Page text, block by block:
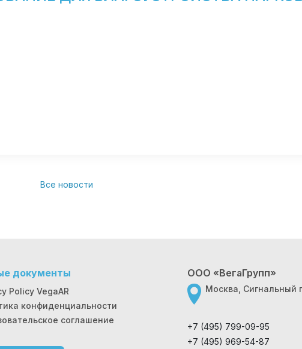
Все новости
документы
Policy VegaAR
конфиденциальности
соглашение
ООО «ВегаГрупп»
Москва, Сигнальный
+7 (495) 799-09-95
+7 (495) 969-54-87